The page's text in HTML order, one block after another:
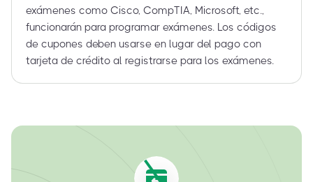
exámenes como Cisco, CompTIA, Microsoft, etc.,
funcionarán para programar exámenes. Los códigos
de cupones deben usarse en lugar del pago con
tarjeta de crédito al registrarse para los exámenes.